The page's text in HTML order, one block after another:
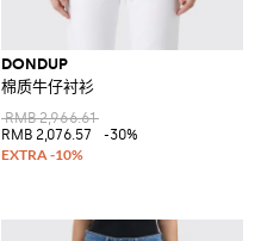
DONDUP
棉质牛仔衬衫
RMB 2,966.61
RMB 2,076.57
-30%